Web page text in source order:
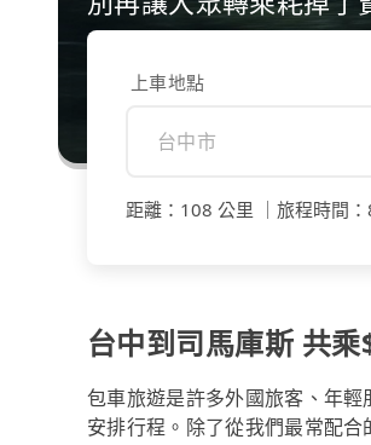
上車地點
距離 ： 108 公里 旅程時間 ：
台中到司馬庫斯 共
包車旅遊是許多外國旅客、年
安排行程。除了從我們最常配